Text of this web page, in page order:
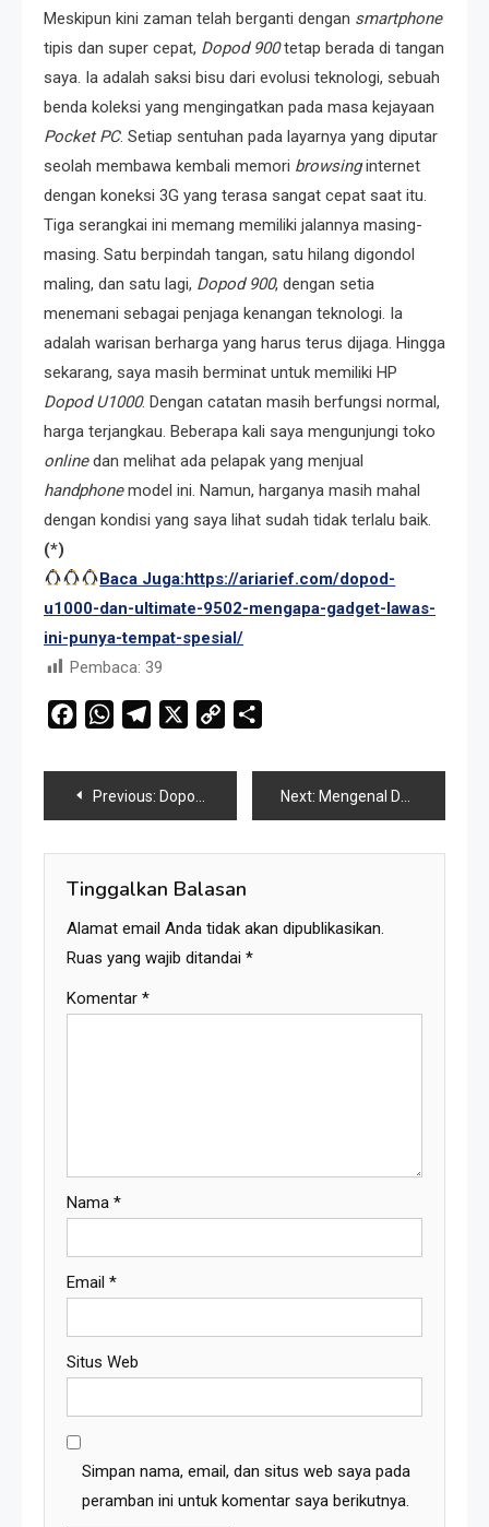
Meskipun kini zaman telah berganti dengan smartphone
tipis dan super cepat, Dopod 900tetap berada di tangan
saya. Ia adalah saksi bisu dari evolusi teknologi, sebuah
benda koleksi yang mengingatkan pada masa kejayaan
Pocket PC. Setiap sentuhan pada layarnya yang diputar
seolah membawa kembali memori browsinginternet
dengan koneksi 3G yang terasa sangat cepat saat itu.
Tiga serangkai ini memang memiliki jalannya masing-
masing. Satu berpindah tangan, satu hilang digondol
maling, dan satu lagi, Dopod 900, dengan setia
menemani sebagai penjaga kenangan teknologi. Ia
adalah warisan berharga yang harus terus dijaga. Hingga
sekarang, saya masih berminat untuk memiliki HP
Dopod U1000. Dengan catatan masih berfungsi normal,
harga terjangkau. Beberapa kali saya mengunjungi toko
onlinedan melihat ada pelapak yang menjual
handphonemodel ini. Namun, harganya masih mahal
dengan kondisi yang saya lihat sudah tidak terlalu baik.
(*)
Baca Juga:https://ariarief.com/dopod-
u1000-dan-ultimate-9502-mengapa-gadget-lawas-
ini-punya-tempat-spesial/
Pembaca: 39
FacebookWhatsAppTelegram
Copy
Navigasi
pos
Previous: Dopod U1000 dan Ultimate 9502, Mengapa Gadget Lawas Ini Punya Tempat Spesial? Simak Uraiannya! Next: Mengenal Dopod 900: Ponsel Pintar Klasik untuk Pecinta Gadget Retro, Diklaim sebagai Laptop Mini
Tinggalkan Balasan
Alamat email Anda tidak akan dipublikasikan.
Ruas yang wajib ditandai *
Komentar *
Nama *
Email *
Situs Web
Simpan nama, email, dan situs web saya pada
peramban ini untuk komentar saya berikutnya.